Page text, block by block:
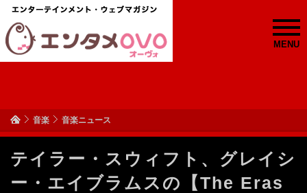
MENU
音楽 音楽ニュース
テイラー・スウィフト、グレイシ
ー・エイブラムスの【The Eras